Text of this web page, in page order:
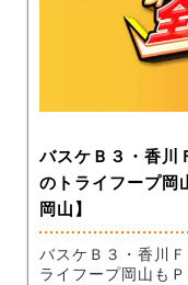
バスケＢ３・香
のトライフープ岡
岡山】
バスケＢ３・香川
ライフープ岡山も